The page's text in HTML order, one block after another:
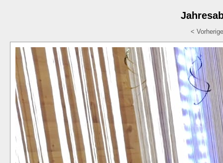
< Vorherige